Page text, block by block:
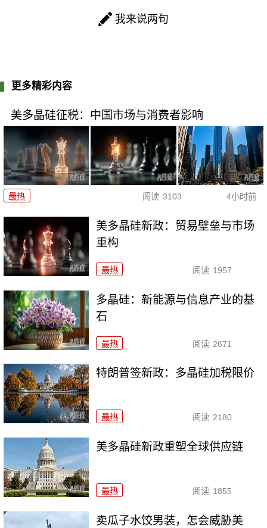
我来说两句
更多精彩内容
美多晶硅征税：中国市场与消费者影响
最热 阅读 3103 4小时前
美多晶硅新政：贸易壁垒与市场
重构
最热 阅读 1957
多晶硅：新能源与信息产业的基
石
最热 阅读 2671
特朗普签新政：多晶硅加税限价
最热 阅读 2180
美多晶硅新政重塑全球供应链
最热 阅读 1855
卖瓜子水饺男装，怎会威胁美